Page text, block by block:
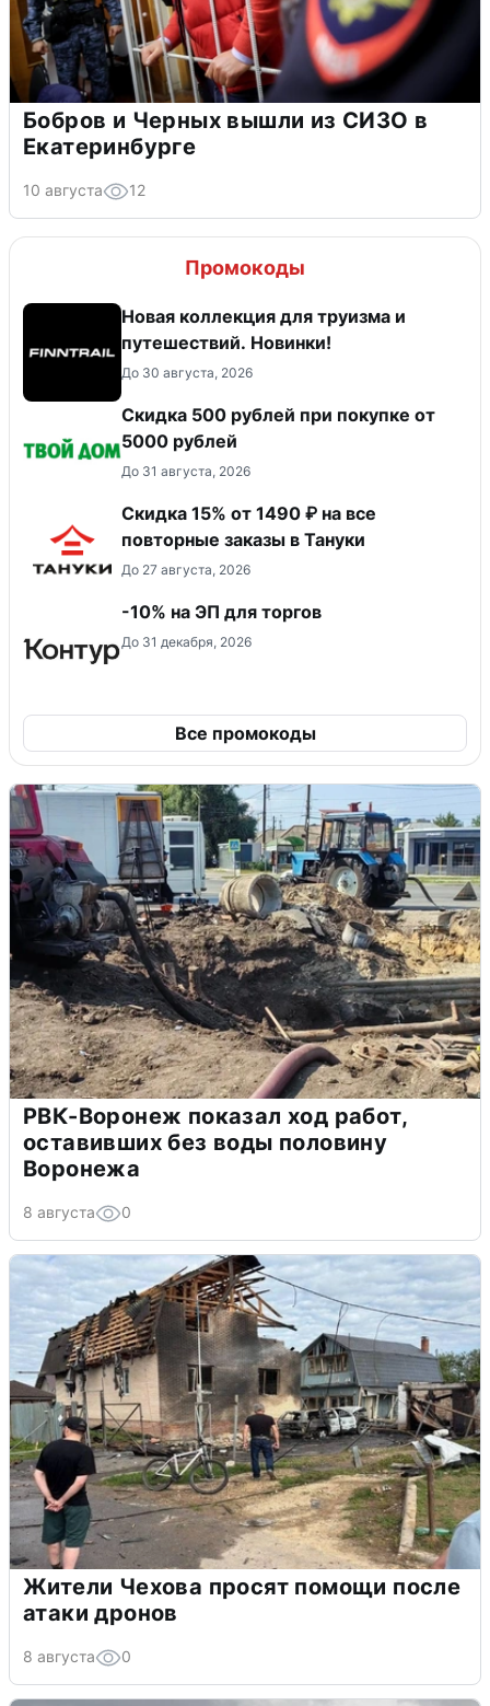
Бобров и Черных вышли из СИЗО в
Екатеринбурге
10 августа 12
Промокоды
Новая коллекция для труизма и
путешествий. Новинки!
До 30 августа, 2026
Скидка 500 рублей при покупке от
5000 рублей
До 31 августа, 2026
Скидка 15% от 1490 ₽ на все
повторные заказы в Тануки
До 27 августа, 2026
-10% на ЭП для торгов
До 31 декабря, 2026
Все промокоды
РВК-Воронеж показал ход работ,
оставивших без воды половину
Воронежа
8 августа 0
Жители Чехова просят помощи после
атаки дронов
8 августа 0